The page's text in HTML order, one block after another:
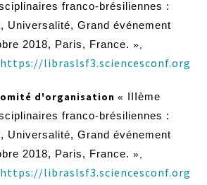
franco-brésiliennes :
Universalité, Grand événement
2018, Paris, France. »,
https://libraslsf3.sciencesconf.org
d'organisation «
IIIème
franco-brésiliennes :
Universalité, Grand événement
2018, Paris, France. »,
https://libraslsf3.sciencesconf.org